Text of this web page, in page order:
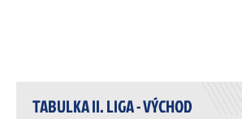
TABULKA II. LIGA - VÝCHOD